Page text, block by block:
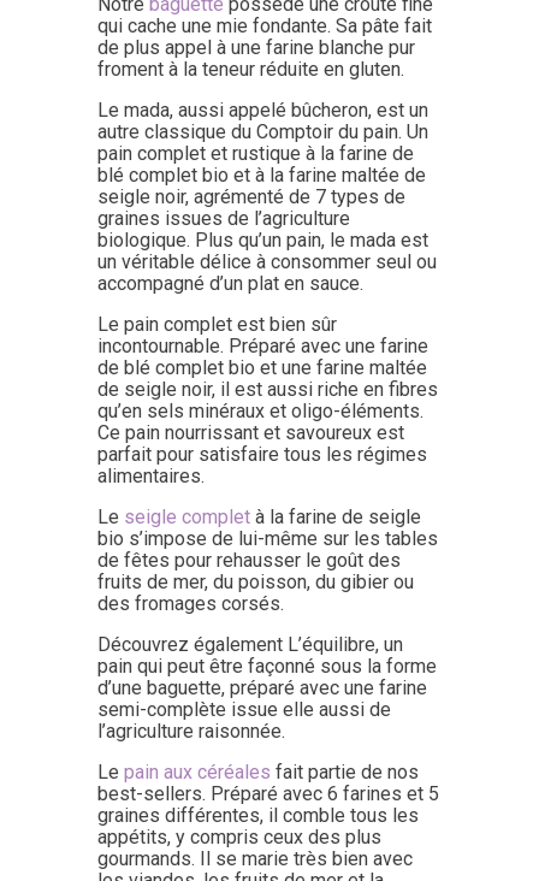
Notre baguette possède une croûte fine
qui cache une mie fondante. Sa pâte fait
de plus appel à une farine blanche pur
froment à la teneur réduite en gluten.
Le mada, aussi appelé bûcheron, est un
autre classique du Comptoir du pain. Un
pain complet et rustique à la farine de
blé complet bio et à la farine maltée de
seigle noir, agrémenté de 7 types de
graines issues de l’agriculture
biologique. Plus qu’un pain, le mada est
un véritable délice à consommer seul ou
accompagné d’un plat en sauce.
Le pain complet est bien sûr
incontournable. Préparé avec une farine
de blé complet bio et une farine maltée
de seigle noir, il est aussi riche en fibres
qu’en sels minéraux et oligo-éléments.
Ce pain nourrissant et savoureux est
parfait pour satisfaire tous les régimes
alimentaires.
Le seigle completà la farine de seigle
bio s’impose de lui-même sur les tables
de fêtes pour rehausser le goût des
fruits de mer, du poisson, du gibier ou
des fromages corsés.
Découvrez également L’équilibre, un
pain qui peut être façonné sous la forme
d’une baguette, préparé avec une farine
semi-complète issue elle aussi de
l’agriculture raisonnée.
Le pain aux céréales fait partie de nos
best-sellers. Préparé avec 6 farines et 5
graines différentes, il comble tous les
appétits, y compris ceux des plus
gourmands. Il se marie très bien avec